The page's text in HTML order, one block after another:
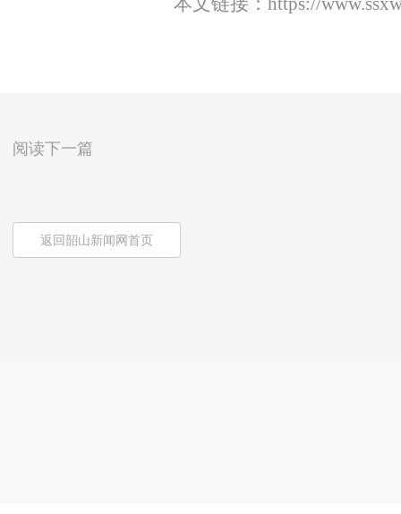
阅读下一篇
返回韶山新闻网首页